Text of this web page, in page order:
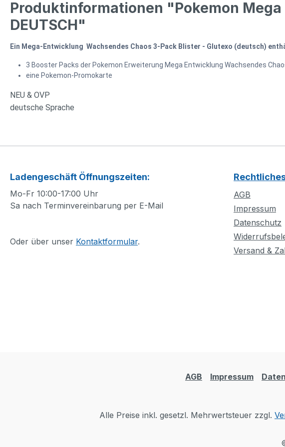
Produktinformationen "Pokemon
DEUTSCH"
Ein Mega-Entwicklung Wachsendes Chaos 3-Pack Blister - Glutexo (deutsch)
3 Booster Packs der Pokemon Erweiterung Mega Entwicklung Wachsendes
eine Pokemon-Promokarte
NEU & OVP
deutsche Sprache
Ladengeschäft Öffnungszeiten:
Mo-Fr 10:00-17:00 Uhr
Sa nach Terminvereinbarung per E-Mail
Oder über unser Kontaktformular.
AGB
Impressum
Datenschutz
Versand &
AGB Impressum
Alle Preise inkl. gesetzl. Mehrwertsteuer zzgl.